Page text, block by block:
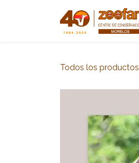
Todos los productos